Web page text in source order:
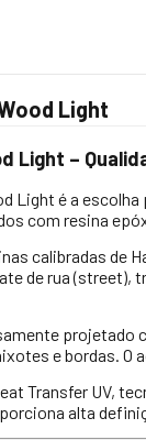
Light
Light –
Light é a
com resina
calibradas de
de rua (street),
projetado
e bordas. O
Transfer UV,
alta